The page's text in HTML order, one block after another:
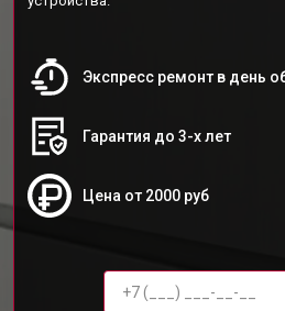
Экспресс ремонт в день
Гарантия до 3-х лет
Цена от 2000 руб